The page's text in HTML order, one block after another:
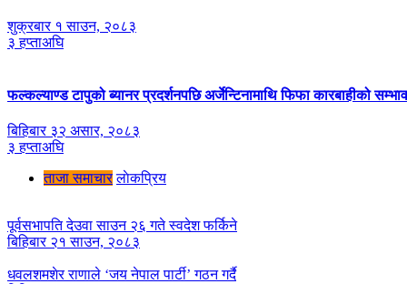
शुक्रबार १ साउन, २०८३
३ हप्ताअघि
फल्कल्याण्ड टापुको ब्यानर प्रदर्शनपछि अर्जेन्टिनामाथि फिफा कारबाहीको
बिहिबार ३२ असार, २०८३
३ हप्ताअघि
ताजा समाचार लाेकप्रिय
पूर्वसभापति देउवा साउन २६ गते स्वदेश फर्किने
बिहिबार २१ साउन, २०८३
धवलशमशेर राणाले ‘जय नेपाल पार्टी’ गठन गर्दै